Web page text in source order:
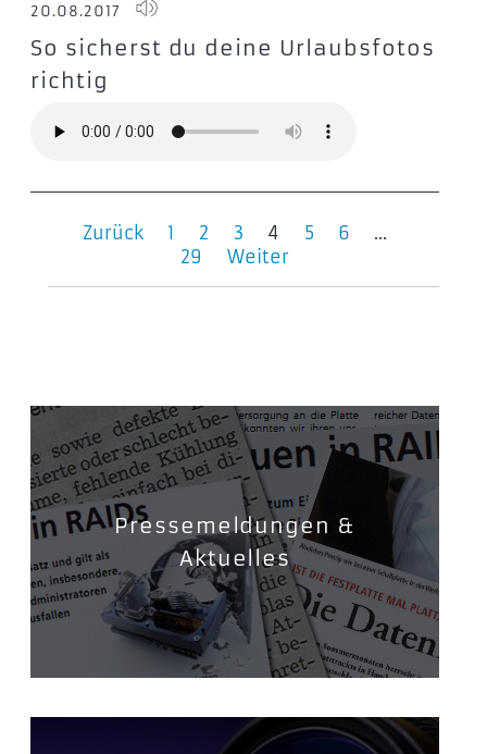
20.08.2017
So sicherst du deine Urlaubsfotos
richtig
Zurück 1 2 3 4 5 6
...
29
Weiter
Pressemeldungen &
Aktuelles